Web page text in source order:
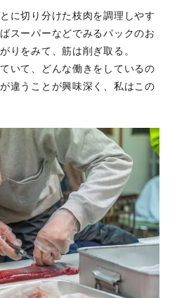
に切り分けた枝肉を調理しやす
スーパーなどでみるパックのお
りをみて、筋は削ぎ取る。
いて、どんな働きをしているの
違うことが興味深く、私はこの